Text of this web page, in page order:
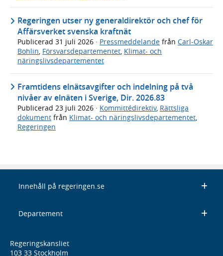
Regeringen utser ny generaldirektör och chef för
Affärsverket svenska kraftnät
Publicerad 31 juli 2026 · Pressmeddelande från Carl-Oskar
Bohlin, Försvarsdepartementet, Klimat- och
näringslivsdepartementet
Framtidens elnätsavgifter och indelning på två
nivåer av elnäten i Sverige, Dir. 2026.83
Publicerad 23 juli 2026 · Kommittédirektiv, Rättsliga
dokument från Klimat- och näringslivsdepartementet,
Regeringen
Innehåll på regeringen.se
Departement
Regeringskansliet
103 33 Stockholm